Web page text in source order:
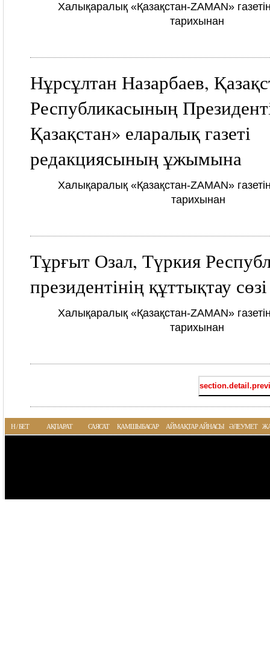
Халықаралық «Қазақстан-ZAMAN»
тарихынан
Нұрсұлтан Назарбаев,
Республикасының
Қазақстан» еларалық газеті
редакциясының ұжымына
Халықаралық «Қазақстан-ZAMAN»
тарихынан
Тұрғыт Озал, Түркия
президентінің құттықтау сөзі
Халықаралық «Қазақстан-ZAMAN»
тарихынан
Н / БЕТ АҚПАРАТ САЯСАТ ҚАМШЫБАСАР АЙМАҚТАР АЙНАСЫ ӘЛЕУМЕТ